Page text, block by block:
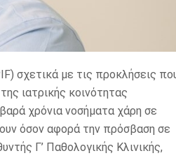
σχετικά με τις προκλήσεις
ιατρικής κοινότητας
χρόνια νοσήματα χάρη σε
όσον αφορά την πρόσβαση σε
Γ’ Παθολογικής Κλινικής,